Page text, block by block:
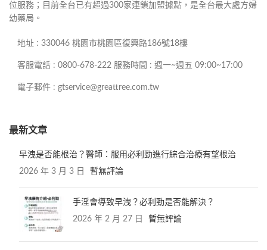
位服務；目前全台已有超過300家連鎖加盟據點，是全台最大處方婦
幼藥局。
地址 : 330046 桃園市桃園區復興路186號18樓
客服電話 : 0800-678-222 服務時間 : 週一~週五 09:00~17:00
電子郵件 : gtservice@greattree.com.tw
最新文章
早洩是否能根治？醫師：服用必利勁進行綜合治療有望根治
2026 年 3 月 3 日 暫無評論
手淫會導致早洩？必利勁是否能解決？
2026 年 2 月 27 日 暫無評論